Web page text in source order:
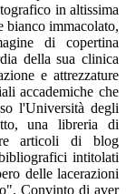
in altissima
bianco immacolato,
di copertina
della sua clinica
e attrezzature
accademiche che
l'Università degli
una libreria di
articoli di blog
intitolati
delle lacerazioni
Convinto di aver